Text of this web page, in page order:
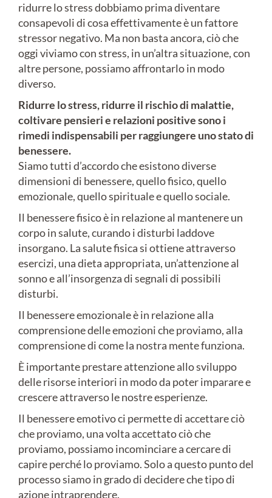
ridurre lo stress dobbiamo prima diventare
consapevoli di cosa effettivamente è un fattore
stressor negativo. Ma non basta ancora, ciò che
oggi viviamo con stress, in un’altra situazione, con
altre persone, possiamo affrontarlo in modo
diverso.
Ridurre lo stress, ridurre il rischio di malattie,
coltivare pensieri e relazioni positive sono i
rimedi indispensabili per raggiungere uno stato di
benessere.
Siamo tutti d’accordo che esistono diverse
dimensioni di benessere, quello fisico, quello
emozionale, quello spirituale e quello sociale.
Il benessere fisico è in relazione al mantenere un
corpo in salute, curando i disturbi laddove
insorgano. La salute fisica si ottiene attraverso
esercizi, una dieta appropriata, un’attenzione al
sonno e all’insorgenza di segnali di possibili
disturbi.
Il benessere emozionale è in relazione alla
comprensione delle emozioni che proviamo, alla
comprensione di come la nostra mente funziona.
È importante prestare attenzione allo sviluppo
delle risorse interiori in modo da poter imparare e
crescere attraverso le nostre esperienze.
Il benessere emotivo ci permette di accettare ciò
che proviamo, una volta accettato ciò che
proviamo, possiamo incominciare a cercare di
capire perché lo proviamo. Solo a questo punto del
processo siamo in grado di decidere che tipo di
azione intraprendere.